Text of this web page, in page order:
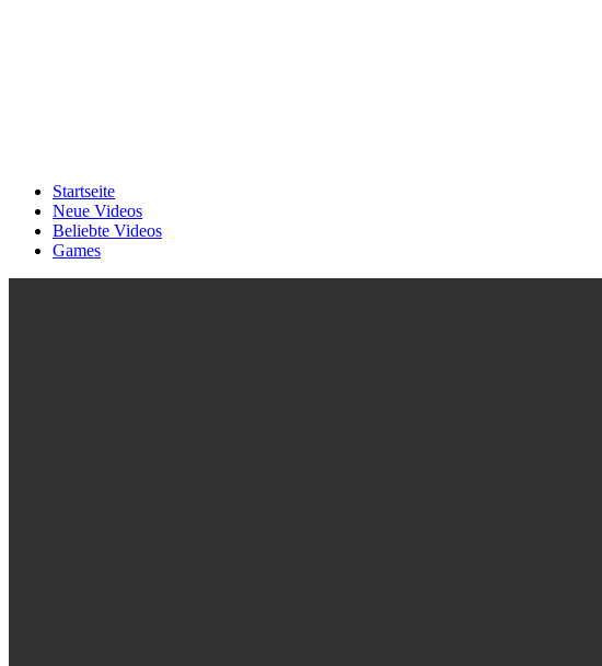
Startseite
Neue Videos
Beliebte Videos
Games